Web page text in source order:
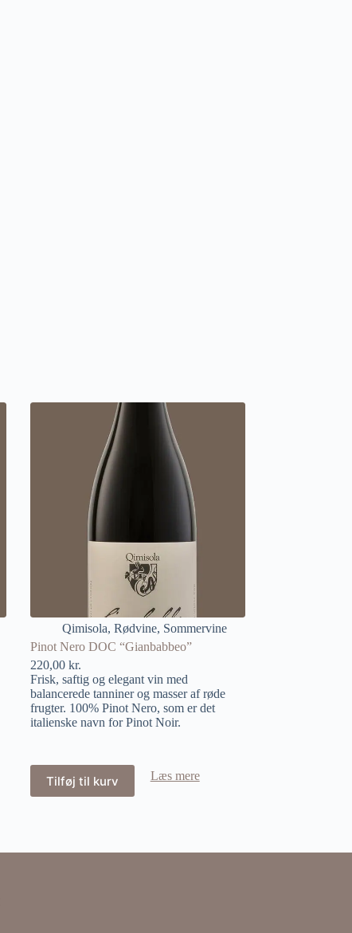
Qimisola, Rødvine, Sommervine
Pinot Nero DOC “Gianbabbeo”
220,00 kr.
Frisk, saftig og elegant vin med
balancerede tanniner og masser af røde
frugter. 100% Pinot Nero, som er det
italienske navn for Pinot Noir.
Tilføj til kurv Læs mere